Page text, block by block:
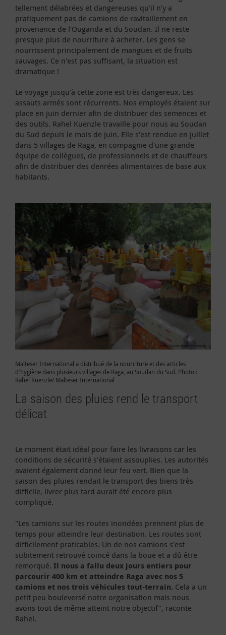
tellement délabrées et dangereuses qu'il n'y a
pratiquement pas de camions de ravitaillement en
provenance de l'Ouganda et du Soudan. Il ne reste
presque plus de nourriture à acheter. Les gens se
nourrissent principalement de mangues et de fruits
sauvages. Ce n'est pas suffisant, la situation est
dramatique !
Le voyage jusqu'à cette zone est très dangereux. Les
assauts armés sont récurrents. Nos employés étaient sur
place en juin dernier afin de distribuer des semences et
des outils. Rahel Kuenzle travaille pour nous au Soudan
du Sud depuis le mois de juin. Elle s'est rendue en juillet
dans 5 villages de Raga, en compagnie d'une grande
équipe de collègues, de professionnels et de chauffeurs
afin de distribuer des denrées alimentaires de base aux
habitants.
Malteser International a distribué de la nourriture et des articles
d'hygiène dans plusieurs villages de Raga, au Soudan du Sud. Photo :
Rahel Kuenzle/ Malteser International
La saison des pluies rend le transport
délicat
Le moment était idéal pour faire les livraisons car les
conditions de sécurité s’étaient assouplies. Les autorités
avaient également donné leur feu vert. Bien que la
saison des pluies rendait le transport des biens très
difficile, livrer plus tard aurait été encore plus
compliqué.
"Les camions sur les routes inondées prennent plus de
temps pour atteindre leur destination. Les routes sont
difficilement praticables. Un de nos camions s'est
subitement retrouvé coincé dans la boue et a dû être
remorqué. Il nous a fallu deux jours entiers pour
parcourir 400 km et atteindre Raga avec nos 5
camions et nos trois véhicules tout-terrain. Cela a un
petit peu bouleversé notre organisation mais nous
avons tout de même atteint notre objectif", raconte
Rahel.